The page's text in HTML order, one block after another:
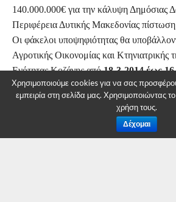
140.000.000€ για την κάλυψη Δημόσιας
Περιφέρεια Δυτικής Μακεδονίας
Οι φάκελοι υποψηφιότητας θα
Αγροτικής Οικονομίας και Κτηνιατρικής
Ενότητας Κοζάνης από18-3-2014 έως
Δικαίωμα υποβολής αίτησης ενίσχυσης
φυσικά πρόσωπα, μόνιμοι κάτοικοι της
εγγεγραμμένοι στο Ολοκληρωμένο
Χρησιμοποιούμε cookies για να σας
εμπειρία στη σελίδα μας. Χρησιμοποιώντας
χρήση τους.
Δέχομαι